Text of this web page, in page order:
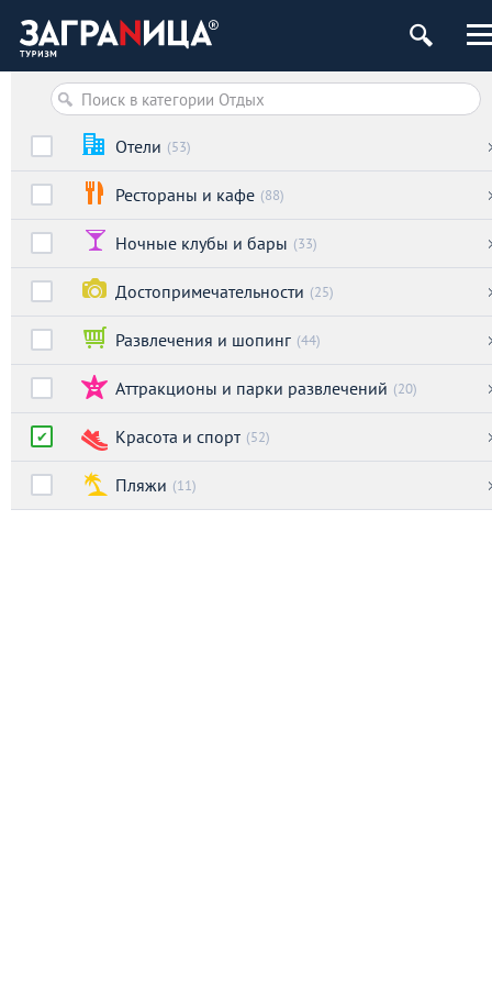
Отели (53)
Рестораны и кафе (88)
Ночные клубы и бары (33)
Достопримечательности (25)
Развлечения и шопинг (44)
Аттракционы и парки развлечений (20)
Красота и спорт (52)
Пляжи (11)